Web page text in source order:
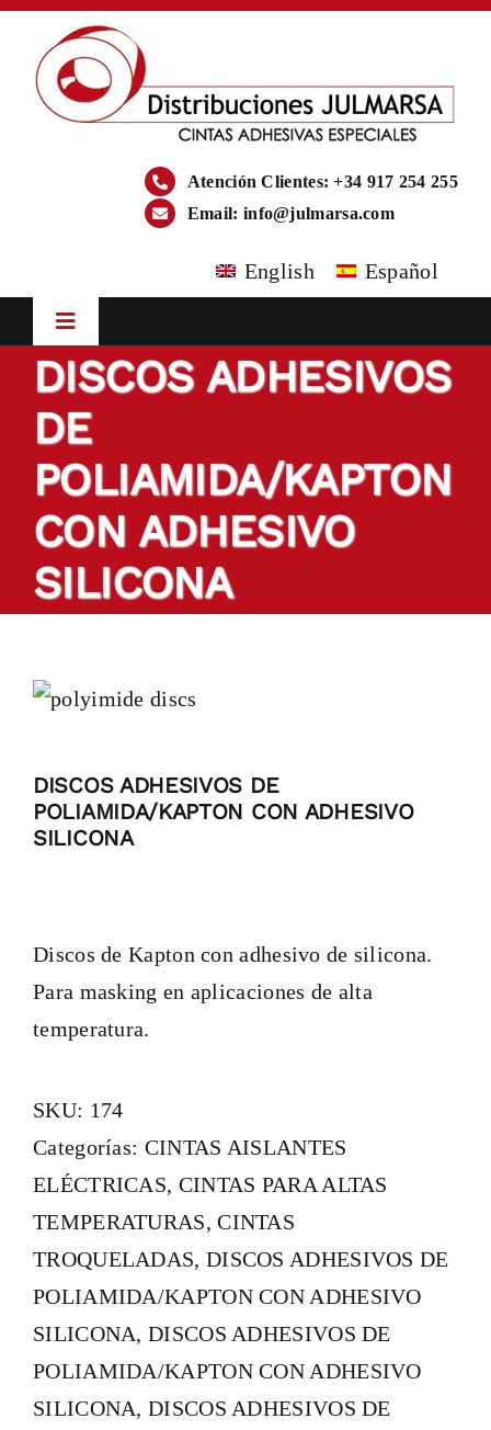
Saltar
contenido
Atención Clientes: +34 917 254 255
Email: info@julmarsa.com
English Español
Toggle
Navigation
Inicio
Productos
Cintas a medida
Blog
DISCOS ADHESIVOS
DE
POLIAMIDA/KAPTON
CON ADHESIVO
SILICONA
DISCOS ADHESIVOS DE
POLIAMIDA/KAPTON CON ADHESIVO
SILICONA
Discos de Kapton con adhesivo de silicona.
Para masking en aplicaciones de alta
temperatura.
SKU: 174
Categorías: CINTAS AISLANTES
ELÉCTRICAS, CINTAS PARA ALTAS
TEMPERATURAS,CINTAS
TROQUELADAS, DISCOS ADHESIVOS DE
POLIAMIDA/KAPTON CON ADHESIVO
SILICONA,DISCOS ADHESIVOS DE
POLIAMIDA/KAPTON CON ADHESIVO
SILICONA,DISCOS ADHESIVOS DE